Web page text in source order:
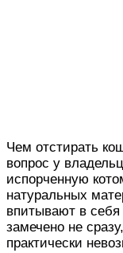
Чем отстирать
вопрос у
испорченную
натуральных
впитывают в
замечено не
практически